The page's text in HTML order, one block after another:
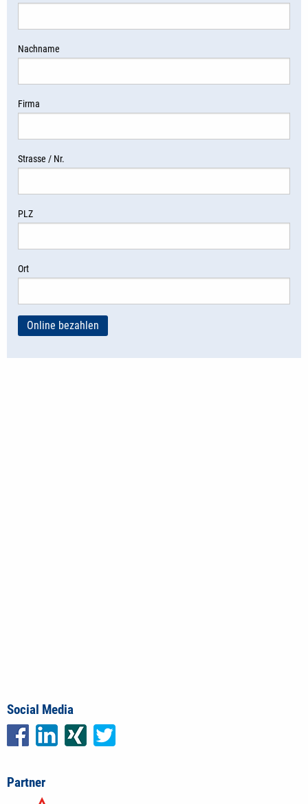
Nachname
Firma
Strasse / Nr.
PLZ
Ort
Social Media
Partner